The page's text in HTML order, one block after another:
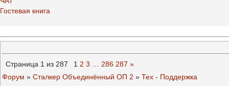
Гостевая книга
Страница 1 из 287 1 2 3 286 287 »
Форум » Сталкер Объединённый ОП 2 » Тех - Поддержка